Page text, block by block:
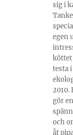
sig i
egen
testa
2010.
gör
och
åt